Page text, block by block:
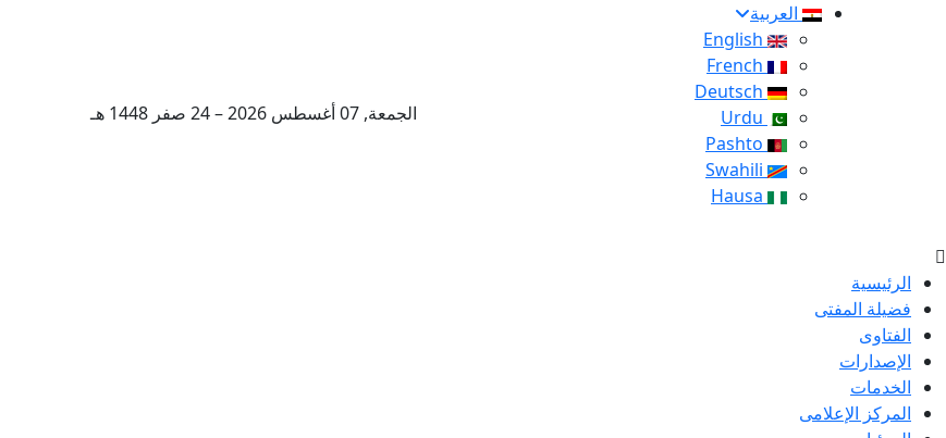
العربية
الجمعة, 07 أغسطس 2026 – 24 صفر 1448 هـ
الرئيسية
فضيلة المفتى
الفتاوى
الإصدارات
الخدمات
المركز الإعلامى